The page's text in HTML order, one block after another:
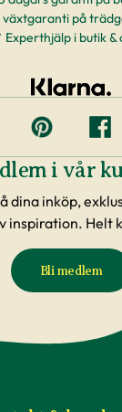
växtgaranti på
Experthjälp i butik &
i vår
dina inköp,
inspiration. Helt
Bli medlem